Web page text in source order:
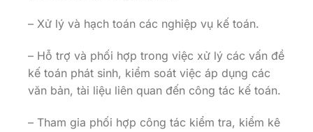
– Xử lý và hạch toán các nghiệp vụ kế toán.
– Hỗ trợ và phối hợp trong việc xử lý các vấn đề
kế toán phát sinh, kiểm soát việc áp dụng các
văn bản, tài liệu liên quan đến công tác kế toán.
– Tham gia phối hợp công tác kiểm tra, kiểm kê